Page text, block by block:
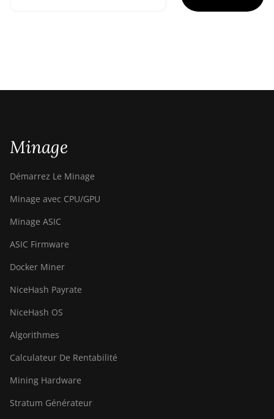
Minage
Démarrez Le Minage
Minage avec CPU/GPU
Minage ASIC
ASIC Firmware
Docker Miner
NiceHash Payrate
NiceHash OS
Algorithmes
Calculateur De Rentabilité
Mining Hardware
Stratum Générateur